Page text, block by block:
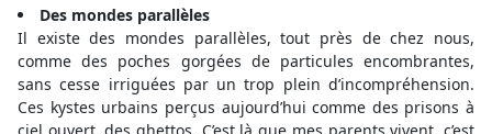
Des mondes parallèles
Il existe des mondes parallèles, tout près de chez nous,
comme des poches gorgées de particules encombrantes,
sans cesse irriguées par un trop plein d’incompréhension.
Ces kystes urbains perçus aujourd’hui comme des prisons à